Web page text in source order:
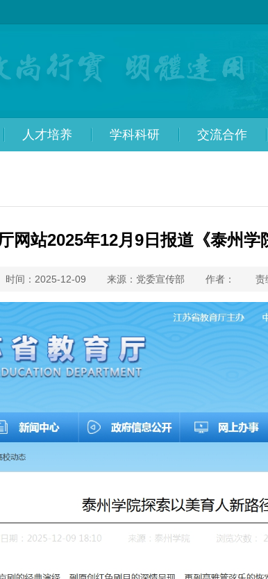
人才培养 学科科研 交流合作
网站2025年12月9日报道《泰州学
时间：2025-12-09 来源：党委宣传部 作者： 责